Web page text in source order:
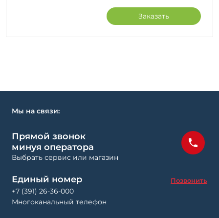
Заказать
Мы на связи:
Прямой звонок
минуя оператора
Выбрать сервис или магазин
Единый номер Позвонить
+7 (391) 26-36-000
Многоканальный телефон